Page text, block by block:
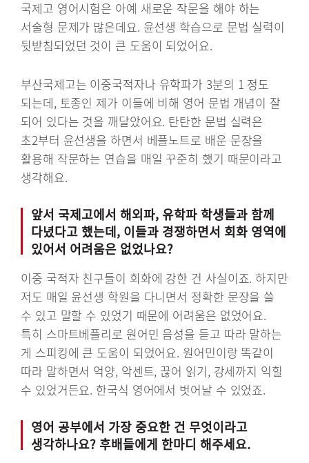
국제고 영어시험은 아예 새로운 작문을 해야 하는
서술형 문제가 많은데요. 윤선생 학습으로 문법 실력이
뒷받침되었던 것이 큰 도움이 되었어요.
부산국제고는 이중국적자나 유학파가 3분의 1 정도
되는데, 토종인 제가 이들에 비해 영어 문법 개념이 잘
되어 있다는 것을 깨달았어요. 탄탄한 문법 실력은
초2부터 윤선생을 하면서 베플노트로 배운 문장을
활용해 작문하는 연습을 매일 꾸준히 했기 때문이라고
생각해요.
앞서 국제고에서 해외파, 유학파 학생들과 함께
다녔다고 했는데, 이들과 경쟁하면서 회화 영역에
있어서 어려움은 없었나요?
이중 국적자 친구들이 회화에 강한 건 사실이죠. 하지만
저도 매일 윤선생 학원을 다니면서 정확한 문장을 쓸
수 있고 말할 수 있었기 때문에 어려움은 없었어요.
특히 스마트베플리로 원어민 음성을 듣고 따라 말하는
게 스피킹에 큰 도움이 되었어요. 원어민이랑 똑같이
따라 말하면서 억양, 악센트, 끊어 읽기, 강세까지 익힐
수 있었거든요. 한국식 영어에서 벗어날 수 있었죠.
영어 공부에서 가장 중요한 건 무엇이라고
생각하나요? 후배들에게 한마디 해주세요.